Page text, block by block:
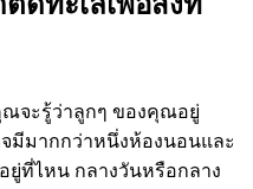
จะรู้ว่าลูกๆ ของคุณอยู่
มีมากกว่าหนึ่งห้องนอนและ
ที่ไหน กลางวันหรือกลาง